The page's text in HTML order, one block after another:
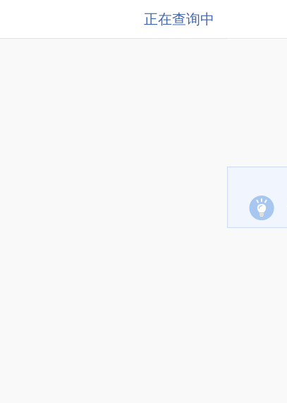
正在查询中